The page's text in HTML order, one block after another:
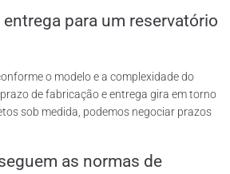
entrega para um reservatório
o modelo e a complexidade do
de fabricação e entrega gira em torno
sob medida, podemos negociar prazos
as normas de